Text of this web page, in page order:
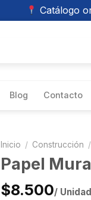
Catálogo
Blog Contacto
Inicio / Construcción /
Papel
$8.500/ Unidad